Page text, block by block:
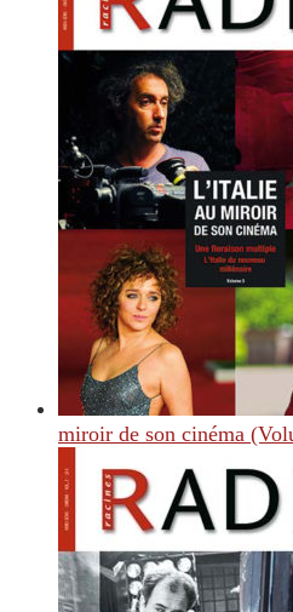
miroir de son cinéma